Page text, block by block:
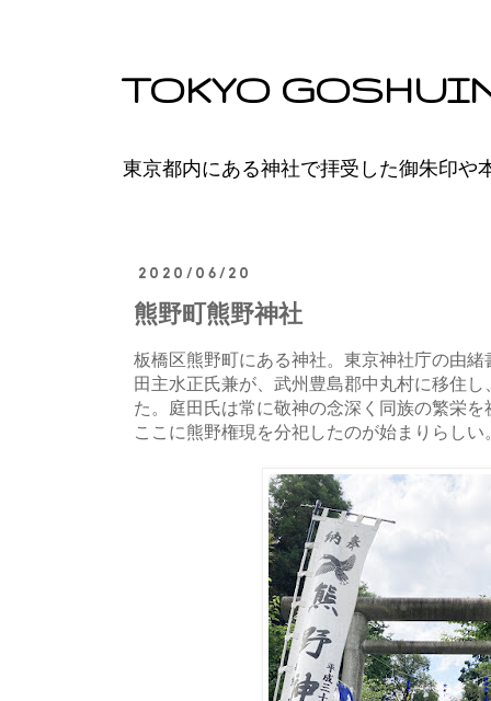
TOKYO
東京都内にある神社で拝受した御朱印や
2020/06/20
熊野町熊野神社
板橋区熊野町にある神社。東京神社庁の由
田主水正氏兼が、武州豊島郡中丸村に移住
た。庭田氏は常に敬神の念深く同族の繁栄
ここに熊野権現を分祀したのが始まりらしい